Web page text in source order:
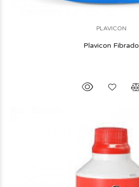
PLAVICON
Plavicon Fibrado